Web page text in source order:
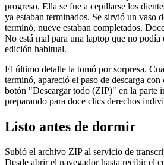
progreso. Ella se fue a cepillarse los
ya estaban terminados. Se sirvió un vaso
terminó, nueve estaban completados.
No está mal para una laptop que no podía
edición habitual.
El último detalle la tomó por sorpresa.
terminó, apareció el paso de descarga
botón "Descargar todo (ZIP)" en la parte
preparando para doce clics derechos
Listo antes de dormir
Subió el archivo ZIP al servicio de
Desde abrir el navegador hasta recibir el